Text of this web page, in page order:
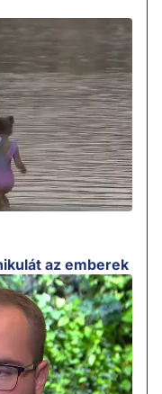
az emberek